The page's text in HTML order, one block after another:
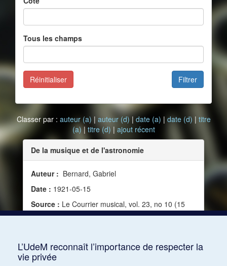
Tous les champs
Filtrer
Réinitialiser
Classer par : auteur (a) | auteur (d) | date (a) | date (d) | titre
(a)| titre (d) | ajout récent
De la musique et de l'astronomie
Auteur : Bernard, Gabriel
Date : 1921-05-15
Source : Le Courrier musical, vol. 23, no 10 (15
mai 1921)
L’UdeM reconnaît l’importance de respecter la
vie privée